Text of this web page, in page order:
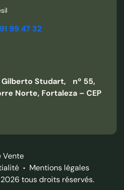
99 47 32
Gilberto Studart, nº 55,
Norte, Fortaleza – CEP
Vente
Mentions légales
tous droits réservés.